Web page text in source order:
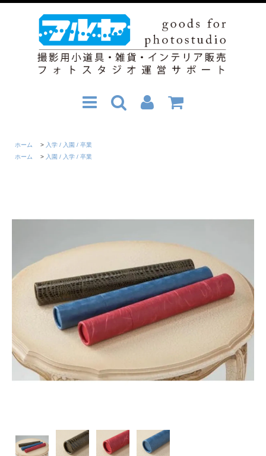
ホーム > 入学 / 入園 / 卒業
ホーム
> 入園 / 入学 / 卒業